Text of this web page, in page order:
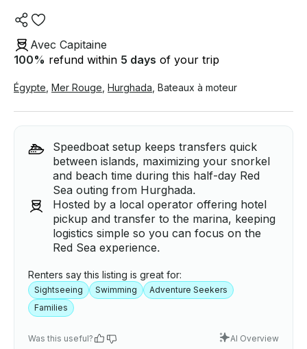
Avec Capitaine
100% refund within 5 days of your trip
Égypte Mer Rouge Hurghada Bateaux à moteur
Speedboat setup keeps transfers quick
between islands, maximizing your snorkel
and beach time during this half-day Red
Sea outing from Hurghada.
Hosted by a local operator offering hotel
pickup and transfer to the marina, keeping
logistics simple so you can focus on the
Red Sea experience.
Renters say this listing is great for:
Sightseeing Swimming
Adventure Seekers
Families
Was this useful? AI Overview